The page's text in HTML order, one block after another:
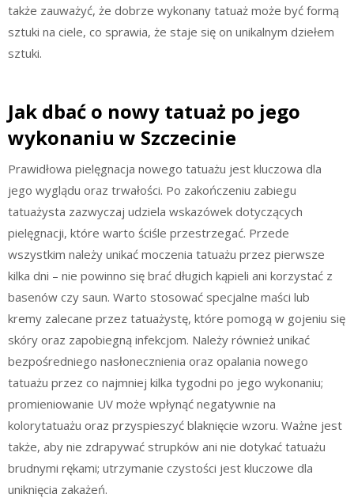
także zauważyć, że dobrze wykonany tatuaż może być formą
sztuki na ciele, co sprawia, że staje się on unikalnym dziełem
sztuki.
Jak dbać o nowy tatuaż po jego
wykonaniu w Szczecinie
Prawidłowa pielęgnacja nowego tatuażu jest kluczowa dla
jego wyglądu oraz trwałości. Po zakończeniu zabiegu
tatuażysta zazwyczaj udziela wskazówek dotyczących
pielęgnacji, które warto ściśle przestrzegać. Przede
wszystkim należy unikać moczenia tatuażu przez pierwsze
kilka dni – nie powinno się brać długich kąpieli ani korzystać z
basenów czy saun. Warto stosować specjalne maści lub
kremy zalecane przez tatuażystę, które pomogą w gojeniu się
skóry oraz zapobiegną infekcjom. Należy również unikać
bezpośredniego nasłonecznienia oraz opalania nowego
tatuażu przez co najmniej kilka tygodni po jego wykonaniu;
promieniowanie UV może wpłynąć negatywnie na
kolorytatuażu oraz przyspieszyć blaknięcie wzoru. Ważne jest
także, aby nie zdrapywać strupków ani nie dotykać tatuażu
brudnymi rękami; utrzymanie czystości jest kluczowe dla
uniknięcia zakażeń.